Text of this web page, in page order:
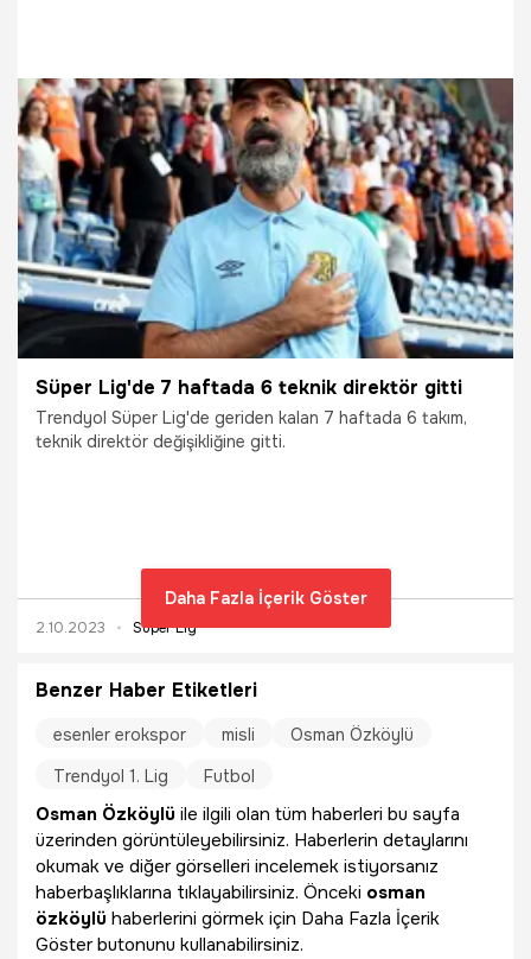
hediye!
2.12.2023 İddaa
Süper Lig'de 7 haftada 6 teknik direktör gitti
Trendyol Süper Lig'de geriden kalan 7 haftada 6 takım,
teknik direktör değişikliğine gitti.
2.10.2023 Süper Lig
Daha Fazla İçerik Göster
Benzer Haber Etiketleri
esenler erokspor misli
Osman Özköylü
Trendyol 1. Lig
Futbol
Osman Özköylü ile ilgili olan tüm haberleri bu sayfa
üzerinden görüntüleyebilirsiniz. Haberlerin detaylarını
okumak ve diğer görselleri incelemek istiyorsanız
haberbaşlıklarına tıklayabilirsiniz. Önceki osman
özköylü haberlerini görmek için Daha Fazla İçerik
Göster butonunu kullanabilirsiniz.